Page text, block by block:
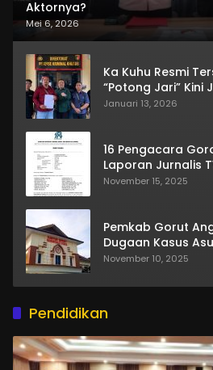
Aktornya?
Mei 6, 2026
Ka Kuhu Resmi
“Potong Jari” Kini
Januari 13, 2026
16 Pengacara
Laporan Jurnalis
November 15, 2025
Pemkab Gorut
Dugaan Kasus
November 10, 2025
Pendidikan